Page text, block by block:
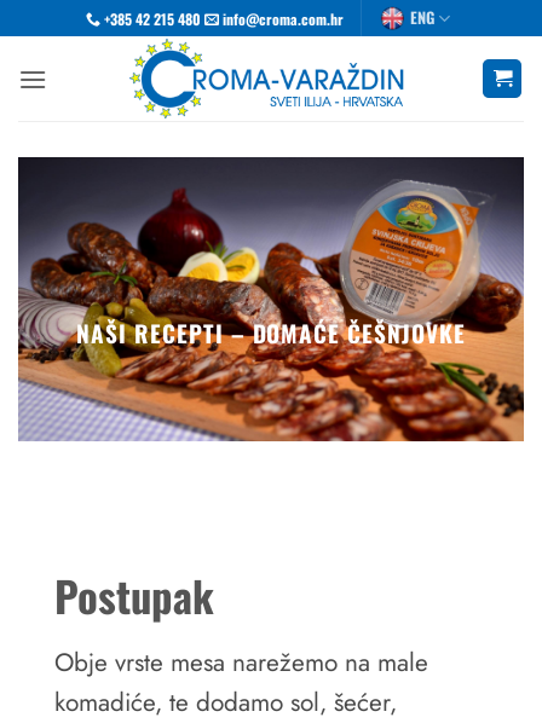
to
content
+385 42 215 480 info@croma.com.hr ENG
NAŠI RECEPTI – DOMAĆE ČEŠNJOVKE
Postupak
Obje vrste mesa narežemo na male
komadiće, te dodamo sol, šećer,